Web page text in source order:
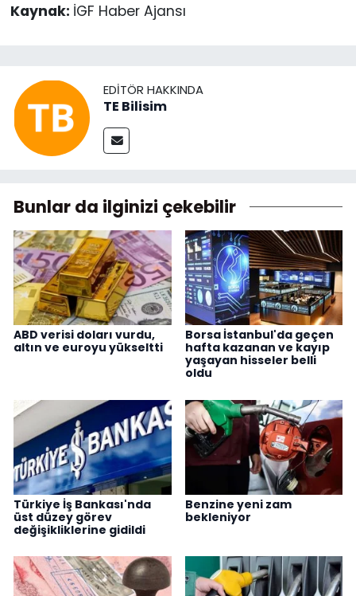
Kaynak: İGF Haber Ajansı
EDITÖR HAKKINDA
TE Bilisim
Bunlar da ilginizi çekebilir
ABD verisi doları vurdu,
altın ve euroyu yükseltti
Borsa İstanbul'da geçen
hafta kazanan ve kayıp
yaşayan hisseler belli
oldu
Türkiye İş Bankası'nda
üst düzey görev
değişikliklerine gidildi
Benzine yeni zam
bekleniyor